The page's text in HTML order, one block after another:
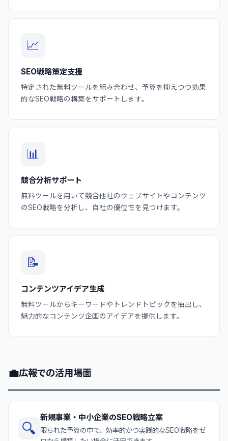
📈
SEO戦略策定支援
特定された無料ツールを組み合わせ、予算を抑えつつ効果
的なSEO戦略の構築をサポートします。
📊
競合分析サポート
無料ツールを用いて競合他社のウェブサイトやコンテンツ
のSEO戦略を分析し、自社の優位性を見つけます。
📝
コンテンツアイデア生成
無料ツールからキーワードやトレンドトピックを抽出し、
魅力的なコンテンツ企画のアイデアを提供します。
💼広報での活用場面
🔍
新規事業・中小企業のSEO戦略立案
限られた予算の中で、効率的かつ実践的なSEO戦略をゼ